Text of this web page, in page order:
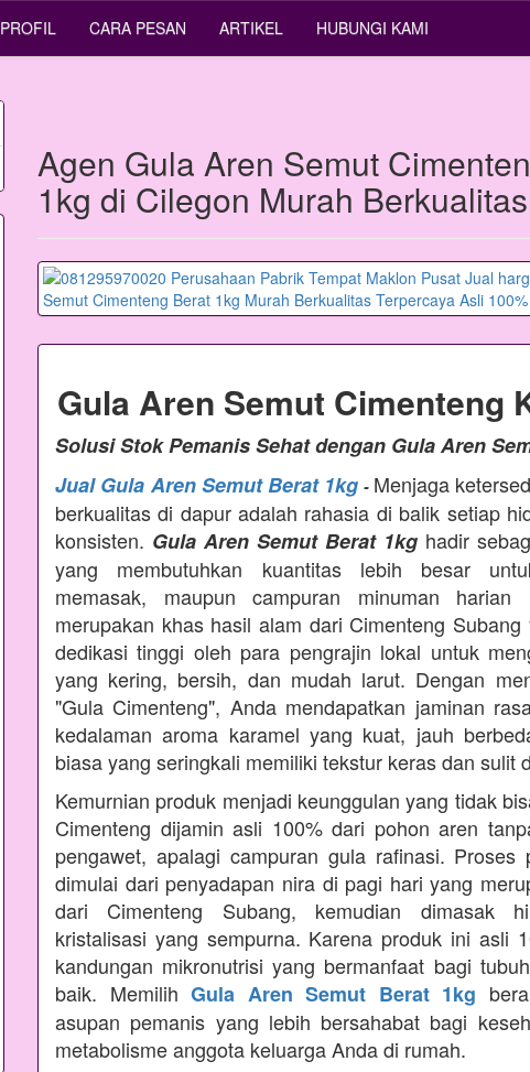
PROFIL CARA PESAN ARTIKEL HUBUNGI KAMI
Agen Gula Aren Semut
1kg di Cilegon Murah Berkualitas
Gula Aren Semut Cimenteng
Solusi Stok Pemanis Sehat dengan Gula Aren
Jual Gula Aren Semut Berat 1kg - Menjaga
berkualitas di dapur adalah rahasia di balik setiap
konsisten. Gula Aren Semut Berat 1kg hadir
yang membutuhkan kuantitas lebih besar
memasak, maupun campuran minuman
merupakan khas hasil alam dari Cimenteng
dedikasi tinggi oleh para pengrajin lokal untuk
yang kering, bersih, dan mudah larut. Dengan
"Gula Cimenteng", Anda mendapatkan jaminan
kedalaman aroma karamel yang kuat, jauh
biasa yang seringkali memiliki tekstur keras dan sulit
Kemurnian produk menjadi keunggulan yang tidak
Cimenteng dijamin asli 100% dari pohon aren
pengawet, apalagi campuran gula rafinasi. Proses
dimulai dari penyadapan nira di pagi hari yang
dari Cimenteng Subang, kemudian dimasak
kristalisasi yang sempurna. Karena produk ini asli
kandungan mikronutrisi yang bermanfaat bagi
baik. MemilihGula Aren Semut Berat 1kg
asupan pemanis yang lebih bersahabat bagi
metabolisme anggota keluarga Anda di rumah.